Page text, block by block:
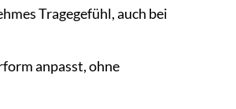
Tragegefühl, auch bei
anpasst, ohne